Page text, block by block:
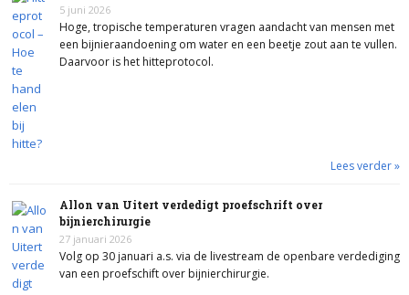
5 juni 2026
Hoge, tropische temperaturen vragen aandacht van mensen met
een bijnieraandoening om water en een beetje zout aan te vullen.
Daarvoor is het hitteprotocol.
Lees verder »
Allon van Uitert verdedigt proefschrift over
bijnierchirurgie
27 januari 2026
Volg op 30 januari a.s. via de livestream de openbare verdediging
van een proefschift over bijnierchirurgie.